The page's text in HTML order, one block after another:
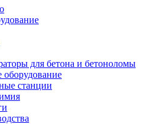
для бетона и бетоноломы
оборудование
станции